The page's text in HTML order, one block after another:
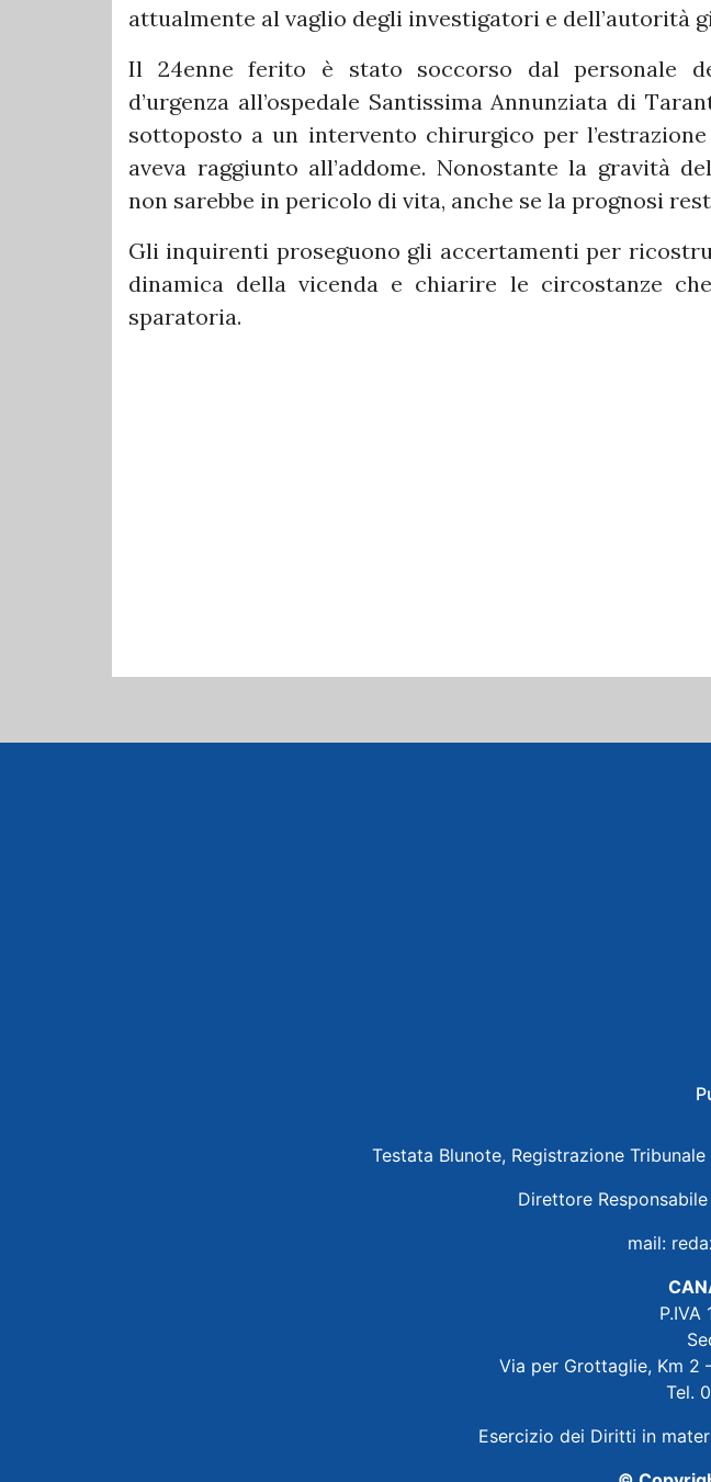
attualmente al vaglio degli investigatori e dell’autorità
Il 24enne ferito è stato soccorso dal personale
d’urgenza all’ospedale Santissima Annunziata di
sottoposto a un intervento chirurgico per
aveva raggiunto all’addome. Nonostante la gravità
non sarebbe in pericolo di vita, anche se la prognosi
Gli inquirenti proseguono gli accertamenti per
dinamica della vicenda e chiarire le circostanze
sparatoria.
Testata Blunote, Registrazione
Direttore
mail:
P.IVA
Via per Grottaglie, Km 2
Tel.
Esercizio dei Diritti in